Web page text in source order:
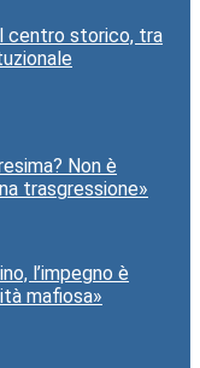
centro storico, tra
Non è
trasgressione»
l’impegno è
mafiosa»